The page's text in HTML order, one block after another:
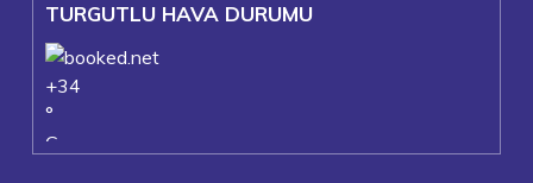
TURGUTLU HAVA DURUMU
+34
°
C